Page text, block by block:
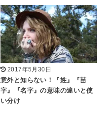
2017年5月30日
意外と知らない！『姓』『苗
字』『名字』の意味の違いと使
い分け